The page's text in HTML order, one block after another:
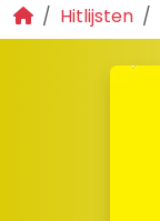
Hitlijsten